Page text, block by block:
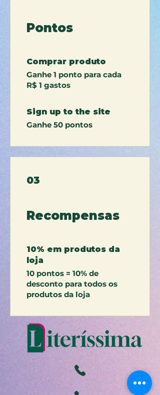
Pontos
Comprar produto
Ganhe 1 ponto para cada
R$ 1 gastos
Sign up to the site
Ganhe 50 pontos
03
Recompensas
10% em produtos da
loja
10 pontos = 10% de
desconto para todos os
produtos da loja